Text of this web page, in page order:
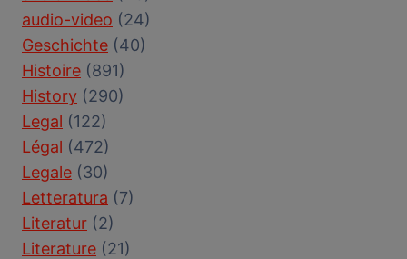
audio-video (24)
Geschichte (40)
Histoire (891)
History (290)
Legal (122)
Légal (472)
Legale (30)
Letteratura (7)
Literatur (2)
Literature (21)